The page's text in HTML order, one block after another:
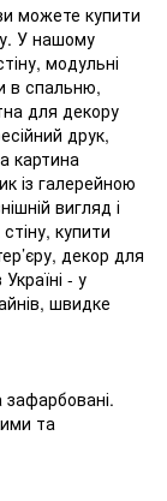
можете купити
У нашому
модульні
в спальню,
для декору
друк,
картина
із галерейною
вигляд і
купити
декор для
- у
швидке
та